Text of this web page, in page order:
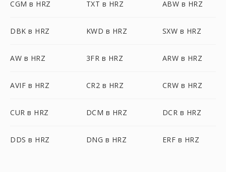
CGM в HRZ TXT в HRZ ABW в HRZ
DBK в HRZ KWD в HRZ SXW в HRZ
AW в HRZ 3FR в HRZ ARW в HRZ
AVIF в HRZ CR2 в HRZ CRW в HRZ
CUR в HRZ DCM в HRZ DCR в HRZ
DDS в HRZ DNG в HRZ ERF в HRZ